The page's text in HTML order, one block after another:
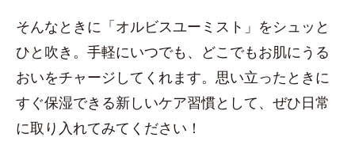
そんなときに「オルビスユーミスト」をシュッと
ひと吹き。手軽にいつでも、どこでもお肌にうる
おいをチャージしてくれます。思い立ったときに
すぐ保湿できる新しいケア習慣として、ぜひ日常
に取り入れてみてください！